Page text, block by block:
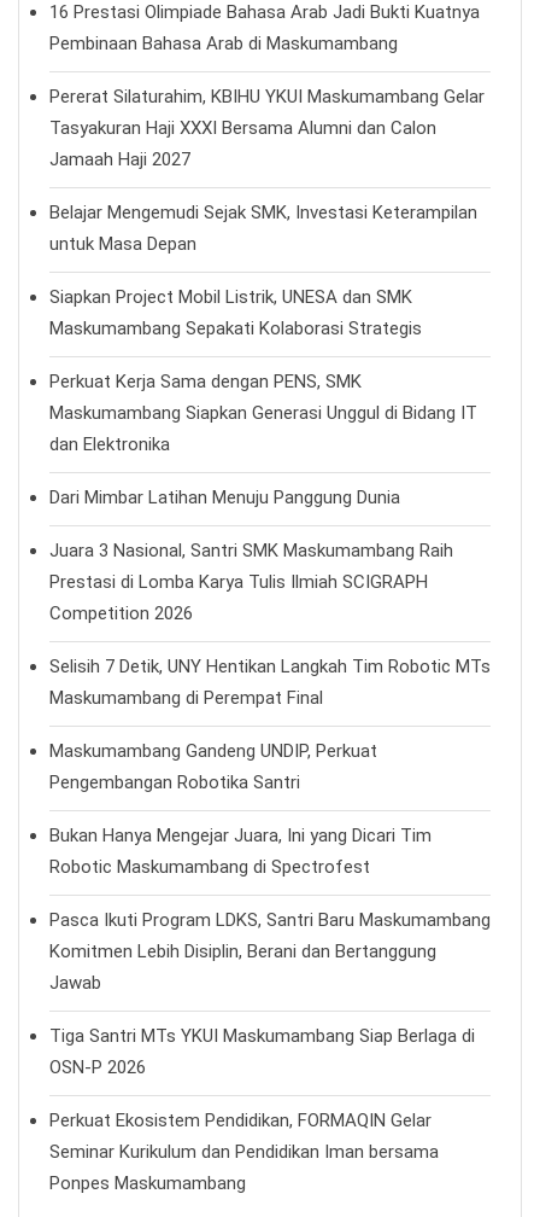
16 Prestasi Olimpiade Bahasa Arab Jadi Bukti Kuatnya
Pembinaan Bahasa Arab di Maskumambang
Pererat Silaturahim, KBIHU YKUI Maskumambang Gelar
Tasyakuran Haji XXXI Bersama Alumni dan Calon
Jamaah Haji 2027
Belajar Mengemudi Sejak SMK, Investasi Keterampilan
untuk Masa Depan
Siapkan Project Mobil Listrik, UNESA dan SMK
Maskumambang Sepakati Kolaborasi Strategis
Perkuat Kerja Sama dengan PENS, SMK
Maskumambang Siapkan Generasi Unggul di Bidang IT
dan Elektronika
Dari Mimbar Latihan Menuju Panggung Dunia
Juara 3 Nasional, Santri SMK Maskumambang Raih
Prestasi di Lomba Karya Tulis Ilmiah SCIGRAPH
Competition 2026
Selisih 7 Detik, UNY Hentikan Langkah Tim Robotic MTs
Maskumambang di Perempat Final
Maskumambang Gandeng UNDIP, Perkuat
Pengembangan Robotika Santri
Bukan Hanya Mengejar Juara, Ini yang Dicari Tim
Robotic Maskumambang di Spectrofest
Pasca Ikuti Program LDKS, Santri Baru Maskumambang
Komitmen Lebih Disiplin, Berani dan Bertanggung
Jawab
Tiga Santri MTs YKUI Maskumambang Siap Berlaga di
OSN-P 2026
Perkuat Ekosistem Pendidikan, FORMAQIN Gelar
Seminar Kurikulum dan Pendidikan Iman bersama
Ponpes Maskumambang